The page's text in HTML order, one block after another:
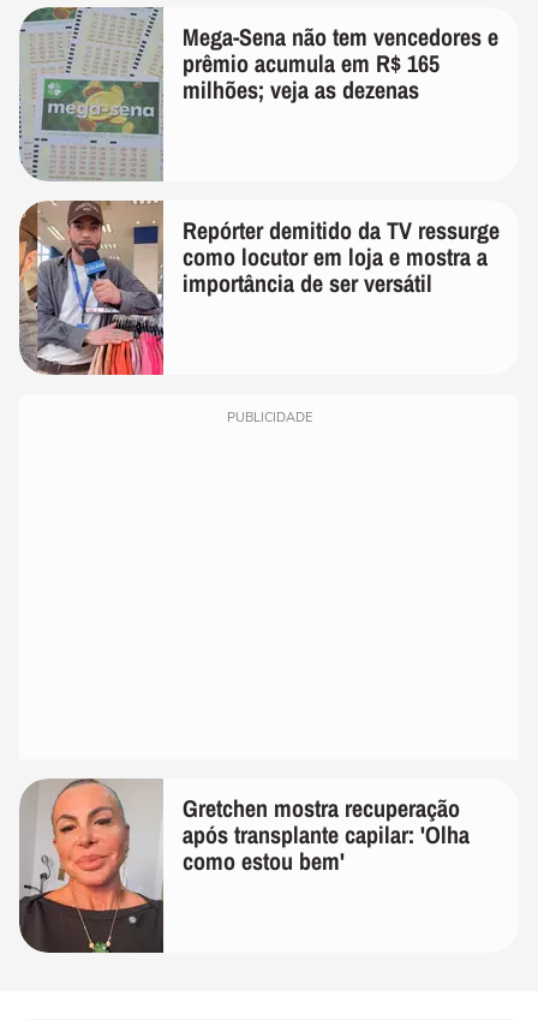
Mega-Sena não tem vencedores e
prêmio acumula em R$ 165
milhões; veja as dezenas
Repórter demitido da TV ressurge
como locutor em loja e mostra a
importância de ser versátil
PUBLICIDADE
Gretchen mostra recuperação
após transplante capilar: 'Olha
como estou bem'